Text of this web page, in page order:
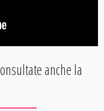
anche la